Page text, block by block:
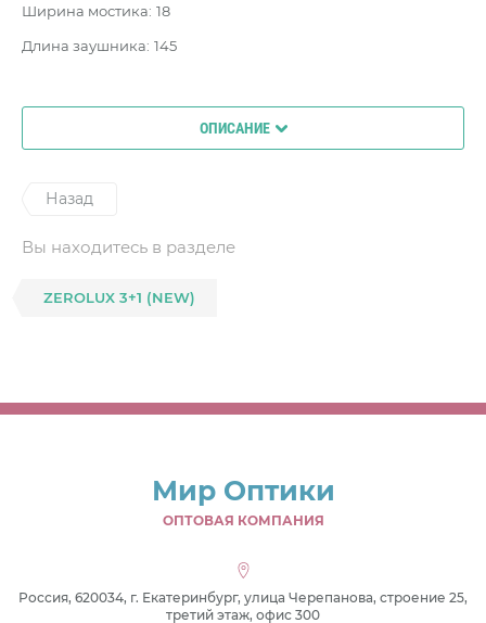
Ширина мостика: 18
Длина заушника: 145
ОПИСАНИЕ
Назад
Вы находитесь в разделе
ZEROLUX 3+1 (NEW)
Мир Оптики
ОПТОВАЯ КОМПАНИЯ
Россия, 620034, г. Екатеринбург, улица Черепанова, строение 25,
третий этаж, офис 300